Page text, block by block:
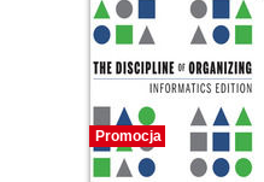
Promocja